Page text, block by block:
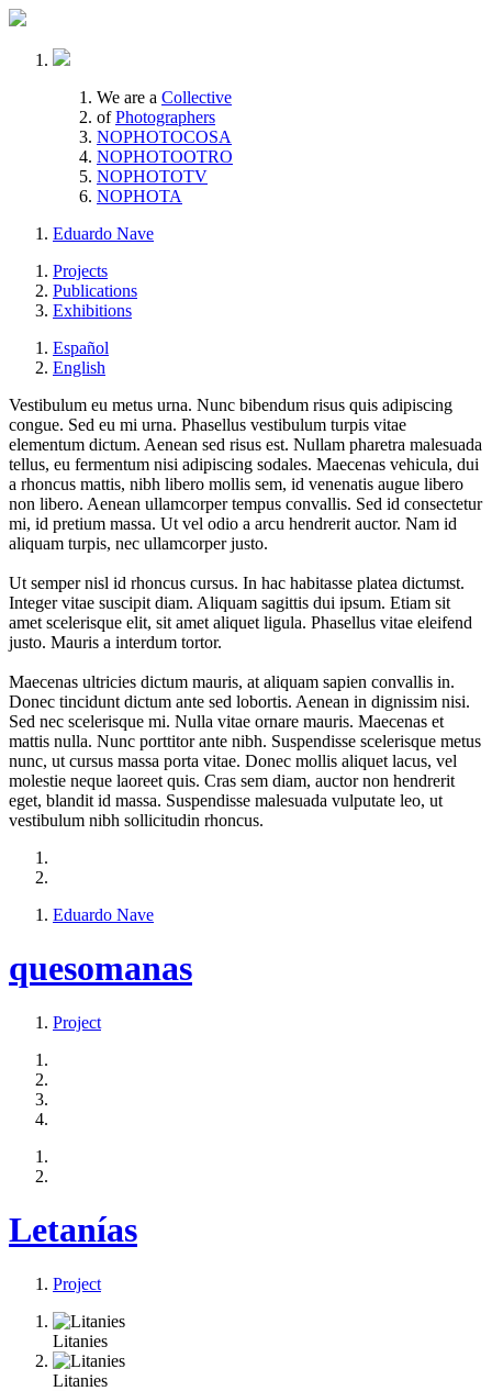
We are a Collective
of Photographers
NOPHOTOCOSA
NOPHOTOOTRO
NOPHOTOTV
NOPHOTA
Eduardo Nave
Projects
Publications
Exhibitions
Español
English
Vestibulum eu metus urna. Nunc bibendum risus quis adipiscing
congue. Sed eu mi urna. Phasellus vestibulum turpis vitae
elementum dictum. Aenean sed risus est. Nullam pharetra malesuada
tellus, eu fermentum nisi adipiscing sodales. Maecenas vehicula, dui
a rhoncus mattis, nibh libero mollis sem, id venenatis augue libero
non libero. Aenean ullamcorper tempus convallis. Sed id consectetur
mi, id pretium massa. Ut vel odio a arcu hendrerit auctor. Nam id
aliquam turpis, nec ullamcorper justo.
Ut semper nisl id rhoncus cursus. In hac habitasse platea dictumst.
Integer vitae suscipit diam. Aliquam sagittis dui ipsum. Etiam sit
amet scelerisque elit, sit amet aliquet ligula. Phasellus vitae eleifend
justo. Mauris a interdum tortor.
Maecenas ultricies dictum mauris, at aliquam sapien convallis in.
Donec tincidunt dictum ante sed lobortis. Aenean in dignissim nisi.
Sed nec scelerisque mi. Nulla vitae ornare mauris. Maecenas et
mattis nulla. Nunc porttitor ante nibh. Suspendisse scelerisque metus
nunc, ut cursus massa porta vitae. Donec mollis aliquet lacus, vel
molestie neque laoreet quis. Cras sem diam, auctor non hendrerit
eget, blandit id massa. Suspendisse malesuada vulputate leo, ut
vestibulum nibh sollicitudin rhoncus.
Eduardo Nave
quesomanas
Project
Letanías
Project
Litanies
Litanies